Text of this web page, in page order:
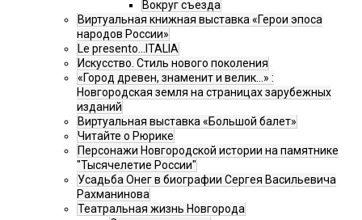
Вокруг съезда
Виртуальная книжная выставка «Герои эпоса
народов России»
Le presento...ITALIA
Искусство. Стиль нового поколения
«Город древен, знаменит и велик…» :
Новгородская земля на страницах зарубежных
изданий
Виртуальная выставка «Большой балет»
Читайте о Рюрике
Персонажи Новгородской истории на памятнике
"Тысячелетие России"
Усадьба Онег в биографии Сергея Васильевича
Рахманинова
Театральная жизнь Новгорода